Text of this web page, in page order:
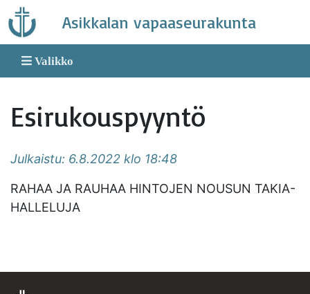
Skip
to
content
Asikkalan vapaaseurakunta
Valikko
Esirukouspyyntö
Julkaistu: 6.8.2022 klo 18:48
RAHAA JA RAUHAA HINTOJEN NOUSUN TAKIA-
HALLELUJA